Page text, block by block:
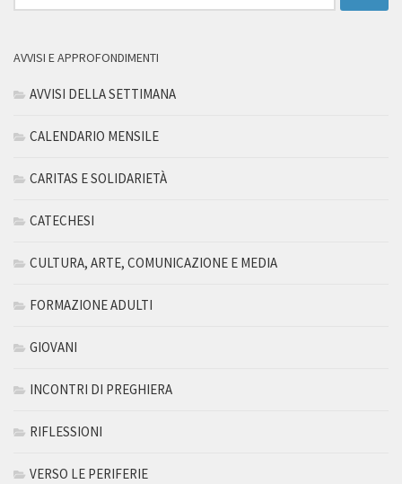
per:
AVVISI E APPROFONDIMENTI
AVVISI DELLA SETTIMANA
CALENDARIO MENSILE
CARITAS E SOLIDARIETÀ
CATECHESI
CULTURA, ARTE, COMUNICAZIONE E MEDIA
FORMAZIONE ADULTI
GIOVANI
INCONTRI DI PREGHIERA
RIFLESSIONI
VERSO LE PERIFERIE